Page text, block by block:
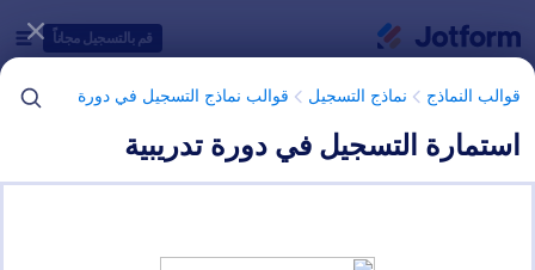
قم بالتسجيل مجاناً
قوالب النماذج نماذج التسجيل قوالب نماذج التسجيل في دورة
استمارة التسجيل في دورة تدريبية
نماذج التسجيل قوالب نماذج التسجيل في دورة
فئات قوالب النماذج